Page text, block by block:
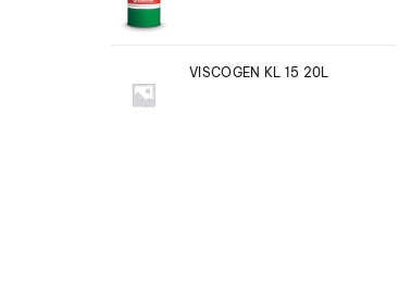
VISCOGEN KL 15 20L